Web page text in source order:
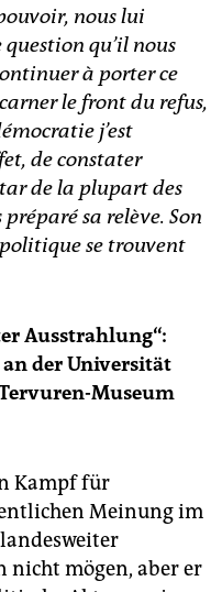
nous lui
qu’il nous
à porter ce
le front du refus,
j’est
de constater
de la plupart des
sa relève. Son
politique se trouvent
Ausstrahlung“:
an der Universität
Museum
Kampf für
Meinung im
nicht mögen, aber er